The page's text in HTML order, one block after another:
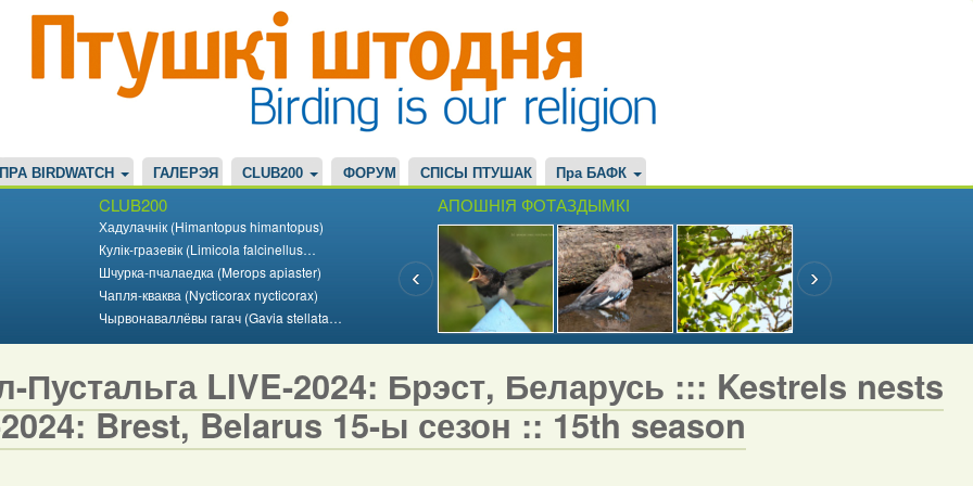
ПРА BIRDWATCH ГАЛЕРЭЯ CLUB200 ФОРУМ СПІСЫ ПТУШАК Пра БАФК
CLUB200
Хадулачнік (Himantopus himantopus)
Кулік-гразевік (Limicola falcinellus…
Шчурка-пчалаедка (Merops apiaster)
Чапля-кваква (Nycticorax nycticorax)
Чырвонаваллёвы гагач (Gavia stellata…
АПОШНІЯ ФОТАЗДЫМКІ
Пустальга LIVE-2024: Брэст, Беларусь ::: Kestrels nests
Brest, Belarus 15-ы сезон :: 15th season